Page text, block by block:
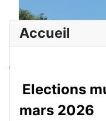
Accueil
Elections
mars 2026